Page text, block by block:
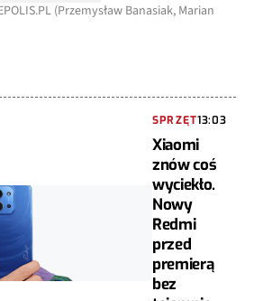
(Przemysław Banasiak, Marian
SPRZĘT13:03
Xiaomi
znów coś
wyciekło.
Nowy
Redmi
przed
premierą
bez